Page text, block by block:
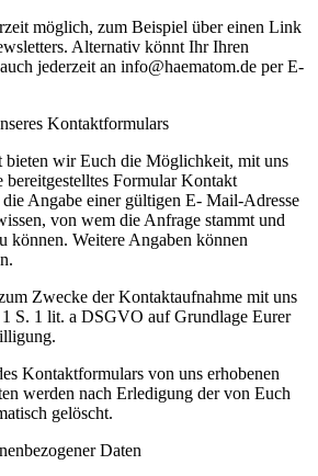
möglich, zum Beispiel über einen Link
Alternativ könnt Ihr Ihren
jederzeit an info@haematom.de per E-
Kontaktformulars
bieten wir Euch die Möglichkeit, mit uns
bereitgestelltes Formular Kontakt
Angabe einer gültigen E- Mail-Adresse
von wem die Anfrage stammt und
können. Weitere Angaben können
Zwecke der Kontaktaufnahme mit uns
S. 1 lit. a DSGVO auf Grundlage Eurer
Kontaktformulars von uns erhobenen
werden nach Erledigung der von Euch
gelöscht.
Daten